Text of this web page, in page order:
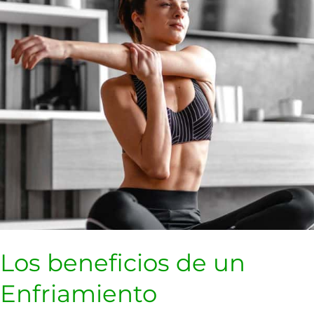
Los beneficios de un
Enfriamiento
Enfriamiento